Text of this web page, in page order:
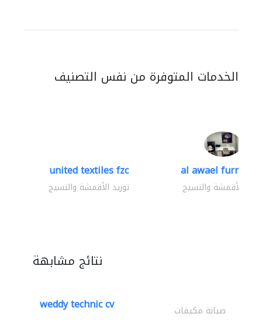
الخدمات المتوفرة من نفس التصنيف
united textiles fzc
توريد الأقمشة والنسيج
al awael
الأقمشة والنسيج
نتائج مشابهة
weddy technic cv صيانة مكيفات